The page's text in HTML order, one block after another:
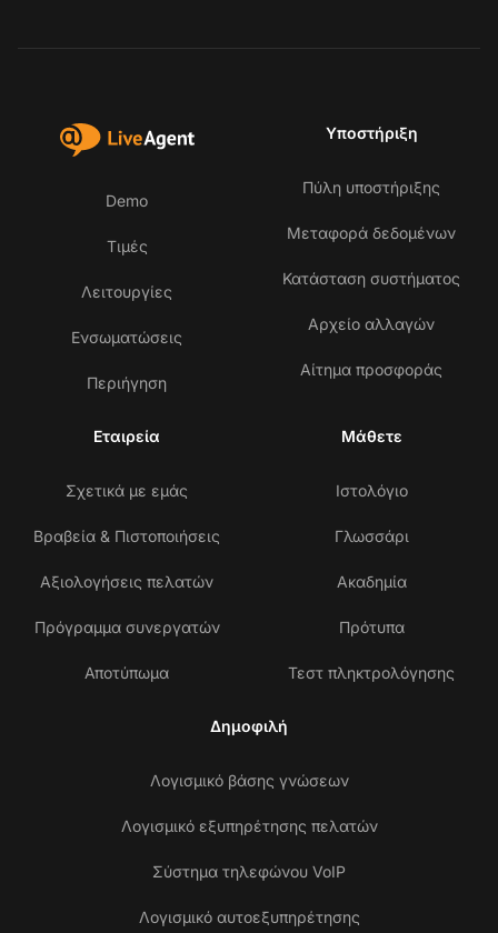
Demo
Τιμές
Λειτουργίες
Ενσωματώσεις
Περιήγηση
Υποστήριξη
Πύλη υποστήριξης
Μεταφορά δεδομένων
Κατάσταση συστήματος
Αρχείο αλλαγών
Αίτημα προσφοράς
Εταιρεία
Σχετικά με εμάς
Βραβεία & Πιστοποιήσεις
Αξιολογήσεις πελατών
Πρόγραμμα συνεργατών
Αποτύπωμα
Μάθετε
Ιστολόγιο
Γλωσσάρι
Ακαδημία
Πρότυπα
Τεστ πληκτρολόγησης
Δημοφιλή
Λογισμικό βάσης γνώσεων
Λογισμικό εξυπηρέτησης πελατών
Σύστημα τηλεφώνου VoIP
Λογισμικό αυτοεξυπηρέτησης